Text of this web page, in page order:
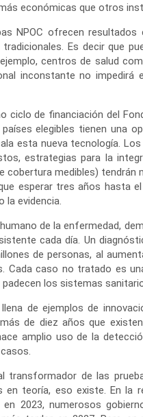
económicas que otros
NPOC ofrecen
Es decir que
centros de salud
inconstante no
ciclo de financiación del
elegibles tienen una
esta nueva tecnología.
estrategias para la
cobertura medibles)
esperar tres años hasta
evidencia.
de la enfermedad,
cada día. Un
de personas, al
Cada caso no tratado es
los sistemas
de ejemplos de
de diez años que
amplio uso de la
transformador de las
en teoría, eso existe. En la
en 2023, numerosos